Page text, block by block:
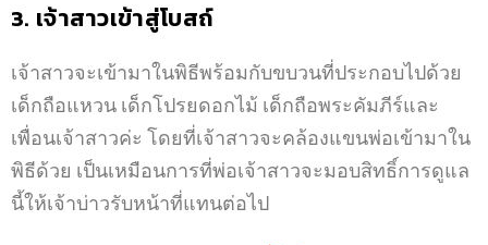
3. เจ้าสาวเข้าสู่โบสถ์
เจ้าสาวจะเข้ามาในพิธีพร้อมกับขบวนที่ประกอบไปด้วย
เด็กถือแหวน เด็กโปรยดอกไม้ เด็กถือพระคัมภีร์และ
เพื่อนเจ้าสาวค่ะ โดยที่เจ้าสาวจะคล้องแขนพ่อเข้ามาใน
พิธีด้วย เป็นเหมือนการที่พ่อเจ้าสาวจะมอบสิทธิ์การดูแล
นี้ให้เจ้าบ่าวรับหน้าที่แทนต่อไป